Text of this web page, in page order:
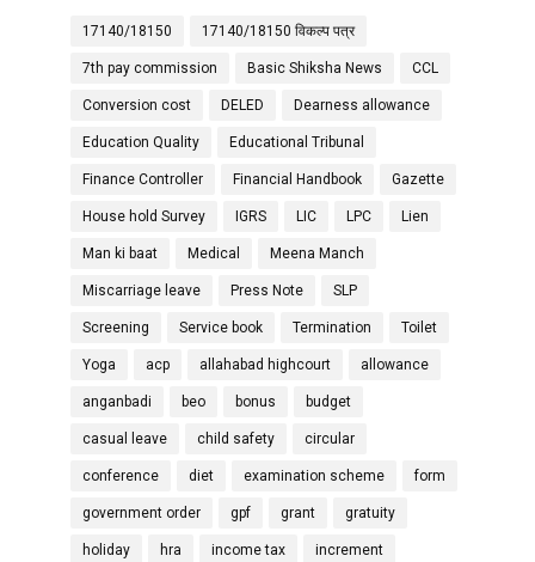
17140/18150 17140/18150 विकल्प पत्र
7th pay commission Basic Shiksha News CCL
Conversion cost DELED Dearness allowance
Education Quality Educational Tribunal
Finance Controller Financial Handbook Gazette
House hold Survey IGRS LIC LPC Lien
Man ki baat Medical Meena Manch
Miscarriage leave Press Note SLP
Screening Service book Termination Toilet
Yoga acp allahabad highcourt allowance
anganbadi beo bonus budget
casual leave child safety circular
conference diet examination scheme form
government order gpf grant gratuity
holiday hra income tax increment